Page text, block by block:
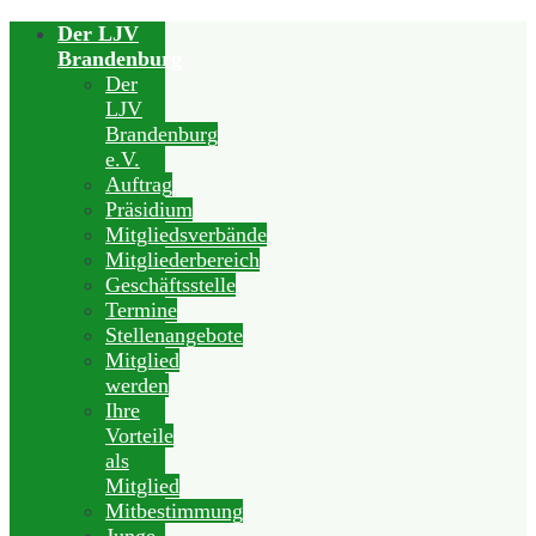
Der LJV
Brandenburg
Der
LJV
Brandenburg
e.V.
Auftrag
Präsidium
Mitgliedsverbände
Mitgliederbereich
Geschäftsstelle
Termine
Stellenangebote
Mitglied
werden
Ihre
Vorteile
als
Mitglied
Mitbestimmung